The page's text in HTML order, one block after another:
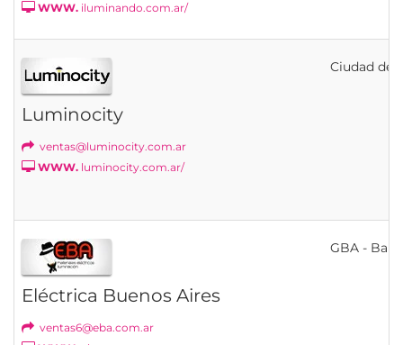
WWW. iluminando.com.ar/
Luminocity
ventas@luminocity.com.ar
WWW. luminocity.com.ar/
Ciudad de
Eléctrica Buenos Aires
ventas6@eba.com.ar
GBA -